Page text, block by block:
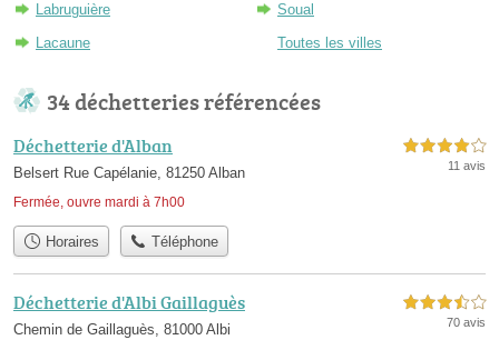
Labruguière
Lacaune
Soual
Toutes les villes
34 déchetteries référencées
Déchetterie d'Alban
Belsert Rue Capélanie, 81250 Alban
Fermée, ouvre mardi à 7h00
4,0 étoiles sur 5
11 avis
Horaires Téléphone
Déchetterie d'Albi Gaillaguès
Chemin de Gaillaguès, 81000 Albi
3,5 étoiles sur 5
70 avis